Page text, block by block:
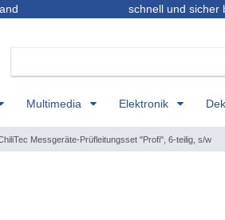
schnell und sicher
Multimedia Elektronik
Messgeräte-Prüfleitungsset "Profi", 6-teilig, s/w